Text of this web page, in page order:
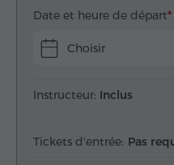
Date et heure de départ
Choisir
Instructeur: Inclus
Tickets d'entrée: Pas